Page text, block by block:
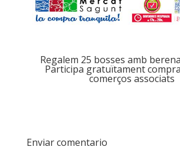
Regalem 25 bosses amb
Participa gratuïtament
comerços associats
Enviar comentario